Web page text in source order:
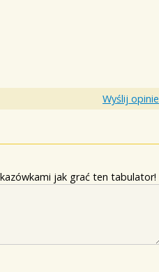
Wyślij opinie
jak grać ten tabulator!